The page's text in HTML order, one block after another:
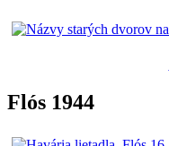
Flós 1944